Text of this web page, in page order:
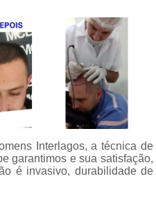
de Micropigmentação Santo
Curso
Curso Presencial
Cursos de
de Micropigmentação de
Capilar com
Capilar em
Interlagos, a técnica de
garantimos e sua satisfação,
é invasivo, durabilidade de